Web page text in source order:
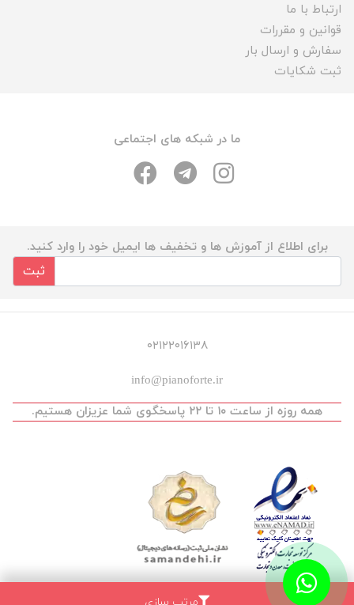
ارتباط با ما
قوانین و مقررات
سفارش و ارسال بار
ثبت شکایات
ما در شبکه های اجتماعی
برای اطلاع از آموزش ها و تخفیف ها ایمیل خود را وارد کنید.
ثبت
۰۲۱۲۲۰۱۶۱۳۸
info@pianoforte.ir
همه روزه از ساعت ۱۰ تا ۲۲ پاسخگوی شما عزیزان هستیم.